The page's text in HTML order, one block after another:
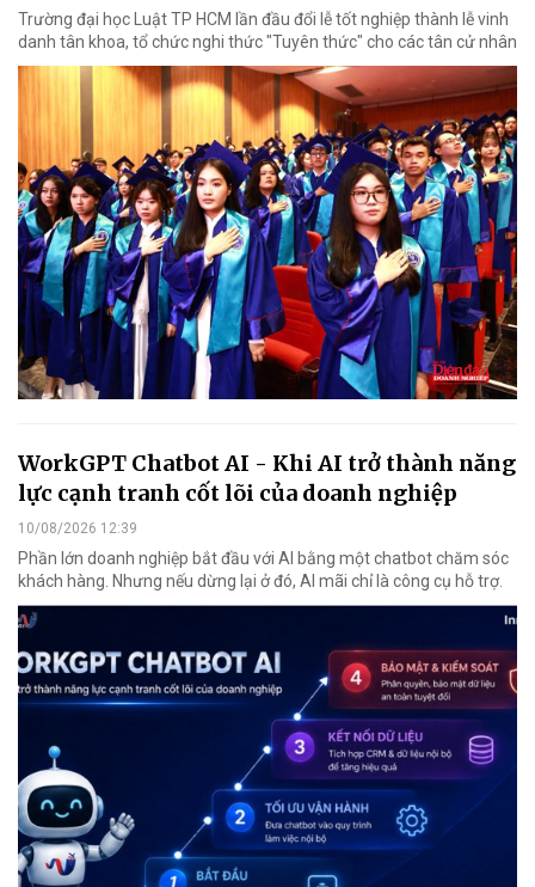
Trường đại học Luật TP HCM lần đầu đổi lễ tốt nghiệp thành lễ vinh
danh tân khoa, tổ chức nghi thức "Tuyên thức" cho các tân cử nhân
WorkGPT Chatbot AI - Khi AI trở thành năng
lực cạnh tranh cốt lõi của doanh nghiệp
10/08/2026 12:39
Phần lớn doanh nghiệp bắt đầu với AI bằng một chatbot chăm sóc
khách hàng. Nhưng nếu dừng lại ở đó, AI mãi chỉ là công cụ hỗ trợ.